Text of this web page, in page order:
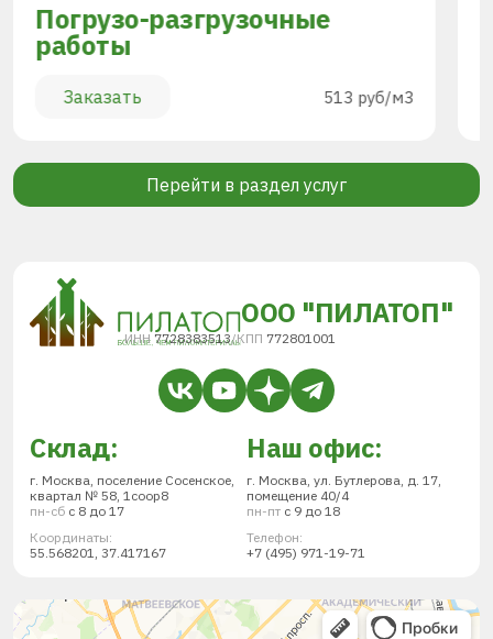
Погрузо-разгрузочные
работы
Заказать 513 руб/м3
Перейти в раздел услуг
ООО "ПИЛАТОП"
ИНН 7728383513/КПП 772801001
Склад:
г. Москва, поселение Сосенское,
квартал № 58, 1соор8
пн-сб с 8 до 17
Координаты:
55.568201, 37.417167
Наш офис:
г. Москва, ул. Бутлерова, д. 17,
помещение 40/4
пн-пт с 9 до 18
Телефон:
+7 (495) 971-19-71